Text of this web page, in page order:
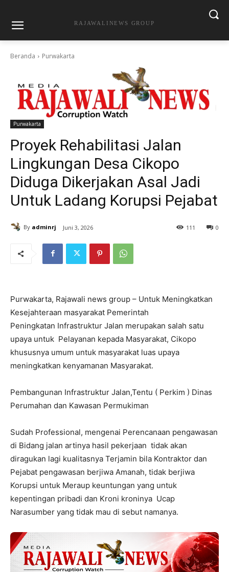
RAJAWALINEWS GROUP
Beranda Purwakarta
Purwakarta
Proyek Rehabilitasi Jalan
Lingkungan Desa Cikopo
Diduga Dikerjakan Asal Jadi
Untuk Ladang Korupsi Pejabat
By adminrj Juni 3, 2026 0
111
Purwakarta, Rajawali news group – Untuk Meningkatkan
Kesejahteraan masyarakat Pemerintah
Peningkatan Infrastruktur Jalan merupakan salah satu
upaya untuk Pelayanan kepada Masyarakat, Cikopo
khususnya umum untuk masyarakat luas upaya
meningkatkan kenyamanan Masyarakat.
Pembangunan Infrastruktur Jalan,Tentu ( Perkim ) Dinas
Perumahan dan Kawasan Permukiman
Sudah Professional, mengenai Perencanaan pengawasan
di Bidang jalan artinya hasil pekerjaan tidak akan
diragukan lagi kualitasnya Terjamin bila Kontraktor dan
Pejabat pengawasan berjiwa Amanah, tidak berjiwa
Korupsi untuk Meraup keuntungan yang untuk
kepentingan pribadi dan Kroni kroninya Ucap
Narasumber yang tidak mau di sebut namanya.